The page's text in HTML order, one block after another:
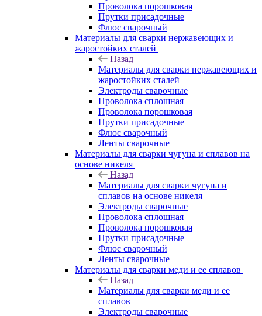
Проволока порошковая
Прутки присадочные
Флюс сварочный
Материалы для сварки нержавеющих и
жаростойких сталей
Назад
Материалы для сварки нержавеющих и
жаростойких сталей
Электроды сварочные
Проволока сплошная
Проволока порошковая
Прутки присадочные
Флюс сварочный
Ленты сварочные
Материалы для сварки чугуна и сплавов на
основе никеля
Назад
Материалы для сварки чугуна и
сплавов на основе никеля
Электроды сварочные
Проволока сплошная
Проволока порошковая
Прутки присадочные
Флюс сварочный
Ленты сварочные
Материалы для сварки меди и ее сплавов
Назад
Материалы для сварки меди и ее
сплавов
Электроды сварочные